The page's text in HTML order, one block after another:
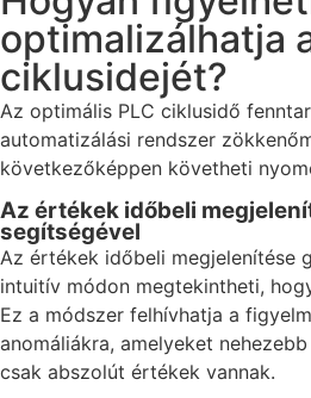
optimalizálhatja
ciklusidejét?
Az optimális PLC ciklusidő
automatizálási rendszer
következőképpen követheti
Az értékek időbeli
segítségével
Az értékek időbeli megjelenítése
intuitív módon megtekintheti,
Ez a módszer felhívhatja a
anomáliákra, amelyeket
csak abszolút értékek vannak.